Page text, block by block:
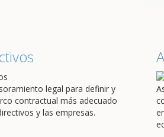
legal para definir y
contractual más adecuado
y las empresas.